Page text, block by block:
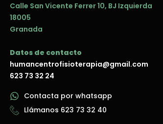
Calle San Vicente Ferrer 10, BJ Izquierda
18005
Granada
Datos de contacto
humancentrofisioterapia@gmail.com
623 73 32 24
Contacta por whatsapp
Llámanos 623 73 32 40